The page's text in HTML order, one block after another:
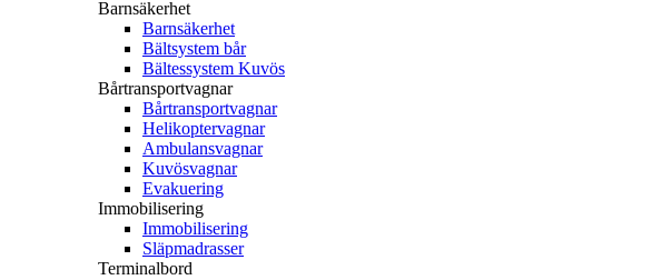
Barnsäkerhet
Barnsäkerhet
Bältsystem bår
Bältessystem Kuvös
Bårtransportvagnar
Bårtransportvagnar
Helikoptervagnar
Ambulansvagnar
Kuvösvagnar
Evakuering
Immobilisering
Immobilisering
Släpmadrasser
Terminalbord